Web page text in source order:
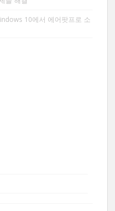
10에서 에어팟프로 소